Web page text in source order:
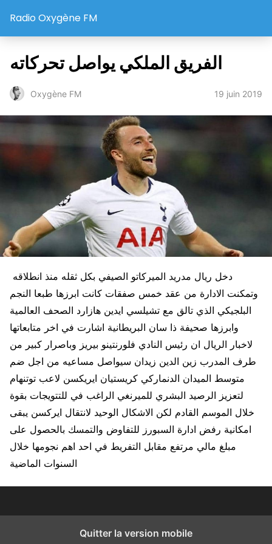
Radio Oxygène FM
الفريق الملكي يواصل تحركاته
Oxygène FM 19 juin 2019
وتمكنت الادارة من عقد خمس صفقات كانت ابرزها طبعا النجم
البلجيكي الذي تالق مع تشيلسي ايدين هازارد الصحف العالمية
وابرزها صحيفة ذا سان البريطانية اشارت في اخر متابعاتها
لاخبار الريال ان رئيس النادي فلورنتينو بيريز وباصرار كبير من
طرف المدرب زين الدين زيدان سيواصل مساعيه من اجل ضم
متوسط الميدان الدنماركي كريستيان ايريكسن لاعب توتنهام
لتعزيز الرصيد البشري للميرنغي الراغب في للتتويجات بقوة
خلال الموسم القادم لكن الاشكال الوحيد لانتقال ايركسن يبقى
امكانية رفض ادارة السبورز للتفاوض والتمسك بالحصول على
مبلغ مالي مرتفع مقابل التفريط في احد اهم نجومها خلال
السنوات الماضية
Quitter la version mobile